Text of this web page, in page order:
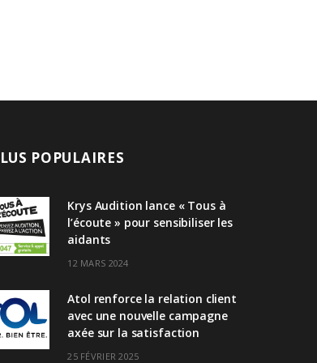
POPULAIRES
Krys Audition lance « Tous à
l’écoute » pour sensibiliser les
aidants
12 MARS 2024
Atol renforce la relation client
avec une nouvelle campagne
axée sur la satisfaction
25 FÉVRIER 2025